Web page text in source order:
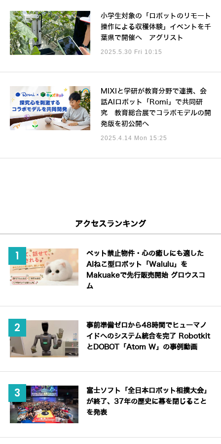
小学生対象の「ロボットのリモート
操作による収穫体験」イベントを千
葉県で開催へ アグリスト
2025.5.30 Fri 10:15
MIXIと学研が教育分野で連携、会
話AIロボット「Romi」で共同研
究 教育総合展でコラボモデルの開
発版を初公開へ
2025.4.14 Mon 15:25
アクセスランキング
ペット禁止物件・心の癒しにも適した
AIねこ型ロボット「Walulu」を
Makuakeで先行販売開始 グロウスコ
ム
事前準備ゼロから48時間でヒューマノ
イドへのシステム統合を完了 Robotkit
とDOBOT「Atom W」の事例動画
富士ソフト「全日本ロボット相撲大会」
が終了、37年の歴史に幕を閉じること
を発表